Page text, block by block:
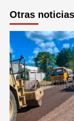
Otras noticias